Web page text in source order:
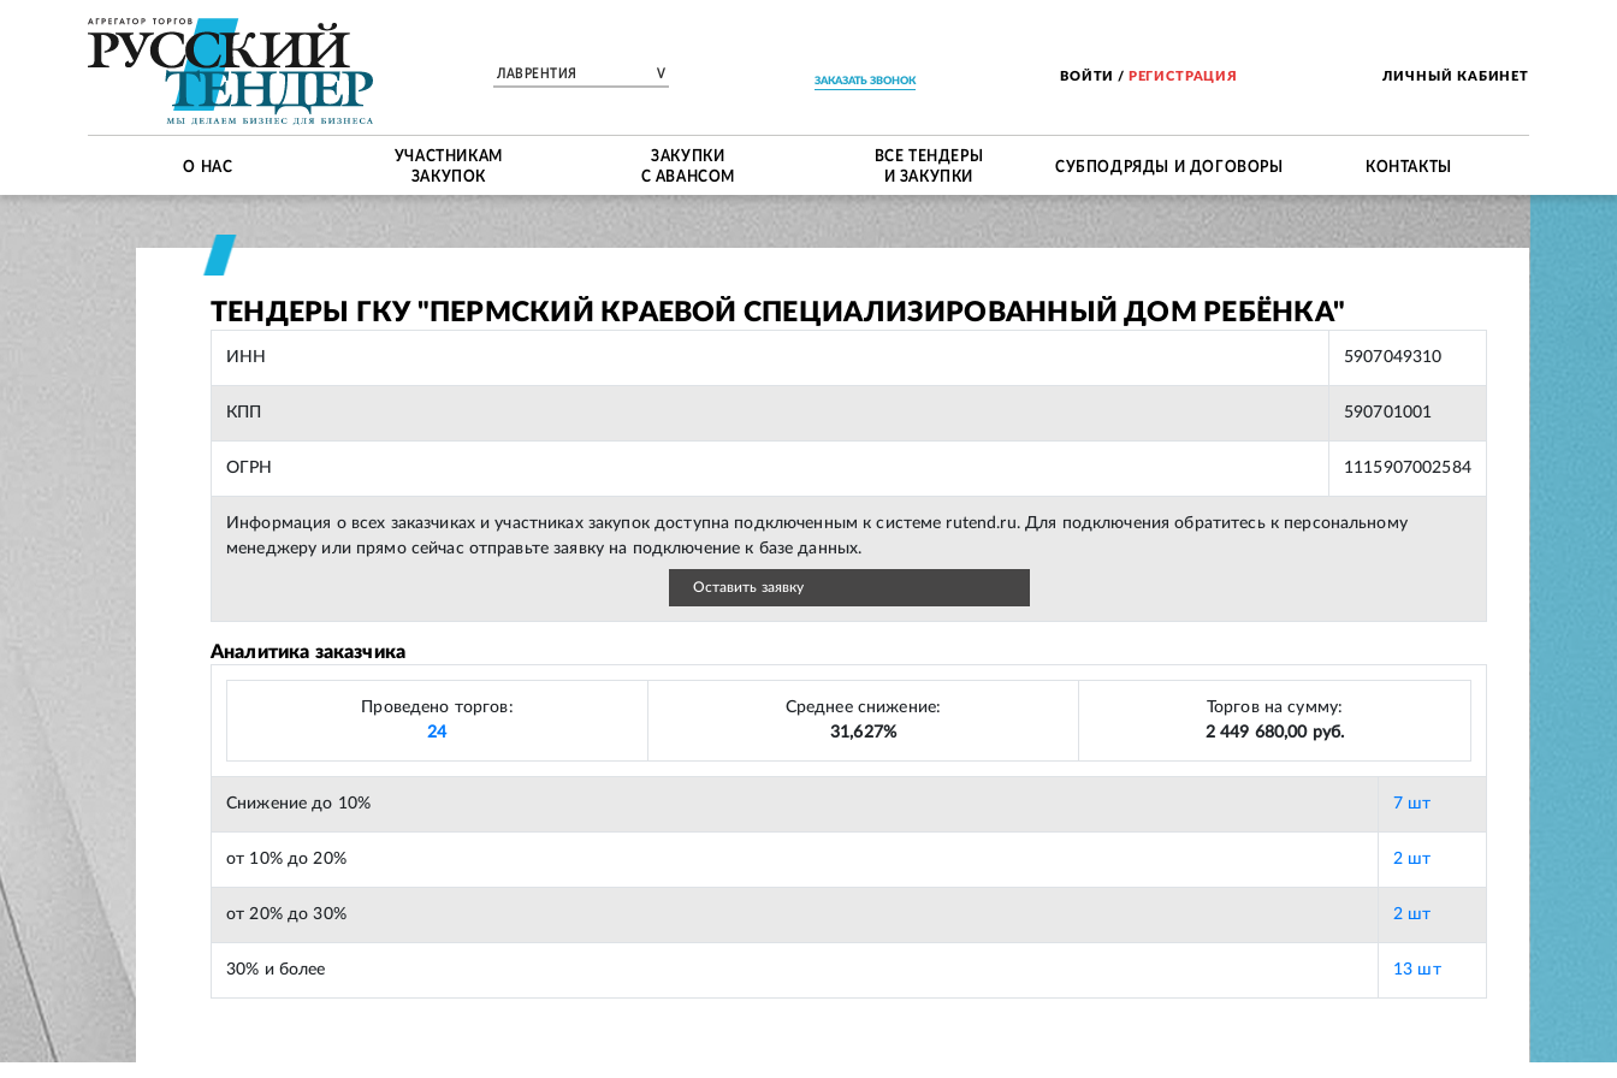
ЛАВРЕНТИЯ V ЗАКАЗАТЬ ЗВОНОК ВОЙТИ / РЕГИСТРАЦИЯ ЛИЧНЫЙ КАБИНЕТ
О НАС
УЧАСТНИКАМ
ЗАКУПОК
ЗАКУПКИ
С АВАНСОМ
ВСЕ ТЕНДЕРЫ
И ЗАКУПКИ
СУБПОДРЯДЫ И ДОГОВОРЫ КОНТАКТЫ
ТЕНДЕРЫ ГКУ "ПЕРМСКИЙ КРАЕВОЙ СПЕЦИАЛИЗИРОВАННЫЙ ДОМ РЕБЁНКА"
ИНН 5907049310
КПП 590701001
ОГРН 1115907002584
Информация о всех заказчиках и участниках закупок доступна подключенным к системе rutend.ru. Для подключения обратитесь к персональному
менеджеру или прямо сейчас отправьте заявку на подключение к базе данных.
Оставить заявку
Аналитика заказчика
Проведено торгов:
24
Среднее снижение:
31,627%
Торгов на сумму:
2 449 680,00 руб.
Снижение до 10% 7 шт
от 10% до 20% 2 шт
от 20% до 30% 2 шт
30% и более 13 шт